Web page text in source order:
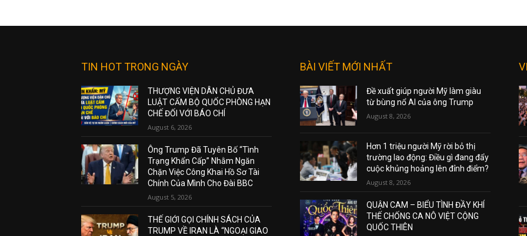
TIN HOT TRONG NGÀY
THƯỢNG VIỆN DÂN CHỦ ĐƯA
LUẬT CẤM BỘ QUỐC PHÒNG HẠN
CHẾ ĐỐI VỚI BÁO CHÍ
August 6, 2026
Ông Trump Đã Tuyên Bố “Tình
Trạng Khẩn Cấp” Nhằm Ngăn
Chặn Việc Công Khai Hồ Sơ Tài
Chính Của Mình Cho Đài BBC
August 5, 2026
THẾ GIỚI GỌI CHÍNH SÁCH CỦA
TRUMP VỀ IRAN LÀ “NGOẠI GIAO
BÀI VIẾT MỚI NHẤT
Đề xuất giúp người Mỹ làm giàu
từ bùng nổ AI của ông Trump
August 8, 2026
Hơn 1 triệu người Mỹ rời bỏ thị
trường lao động: Điều gì đang đẩy
cuộc khủng hoảng lên đỉnh điểm?
August 8, 2026
QUẬN CAM – BIỂU TÌNH ĐẦY KHÍ
THẾ CHỐNG CA NÔ VIỆT CỘNG
QUỐC THIÊN